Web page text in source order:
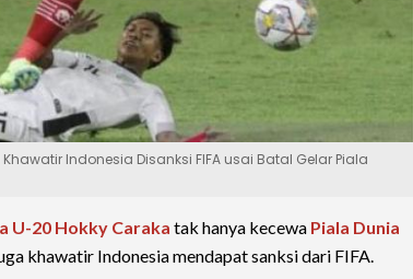
Indonesia Disanksi FIFA usai Batal Gelar Piala
U-20 Hokky Caraka tak hanya kecewa Piala Dunia
khawatir Indonesia mendapat sanksi dari FIFA.